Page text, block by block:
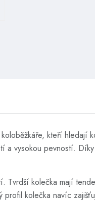
kteří hledají
a vysokou pevností.
Tvrdší kolečka mají
profil kolečka navíc